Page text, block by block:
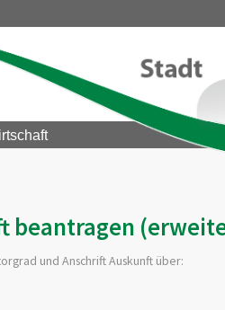
beantragen
und Anschrift Auskunft über: